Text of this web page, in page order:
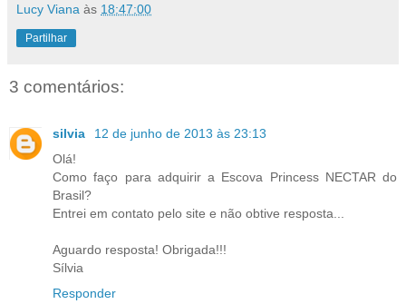
Lucy Viana às 18:47:00
Partilhar
3 comentários:
silvia
12 de junho de 2013 às 23:13
Olá!
Como faço para adquirir a Escova Princess NECTAR do
Brasil?
Entrei em contato pelo site e não obtive resposta...
Aguardo resposta! Obrigada!!!
Sílvia
Responder